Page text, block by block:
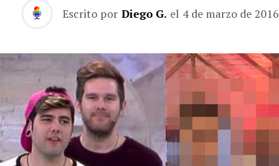
Escrito por Diego G. el 4 de marzo de 2016